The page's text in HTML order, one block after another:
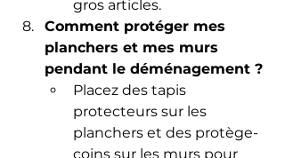
gros articles.
Comment protéger mes
planchers et mes murs
pendant le déménagement ?
Placez des tapis
protecteurs sur les
planchers et des protège-
coins sur les murs pour